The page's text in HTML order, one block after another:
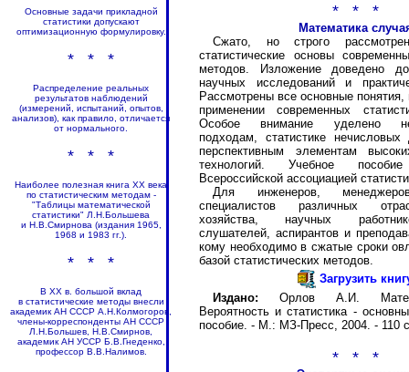
Основные задачи прикладной
статистики допускают
оптимизационную формулировку.
* * *
Распределение реальных
результатов наблюдений
(измерений, испытаний, опытов,
анализов), как правило, отличается
от нормального.
* * *
Наиболее полезная книга ХХ века
по статистическим методам -
"Таблицы математической
статистики" Л.Н.Большева
и Н.В.Смирнова (издания 1965,
1968 и 1983 гг.).
* * *
В ХХ в. большой вклад
в статистические методы внесли
академик АН СССР А.Н.Колмогоров,
члены-корреспонденты АН СССР
Л.Н.Большев, Н.В.Смирнов,
академик АН УССР Б.В.Гнеденко,
профессор В.В.Налимов.
* * *
Математика
Сжато, но строго
статистические основы
методов. Изложение доведено
научных исследований и
Рассмотрены все основные
применении современных
Особое внимание уделено
подходам, статистике
перспективным элементам
технологий. Учебное пособие
Всероссийской ассоциацией
Для инженеров,
специалистов различных
хозяйства, научных
слушателей, аспирантов и
кому необходимо в сжатые сроки
базой статистических методов.
Загрузить
Издано: Орлов А.И.
Вероятность и статистика -
пособие. - М.: МЗ-Пресс, 2004. - 110
* * *